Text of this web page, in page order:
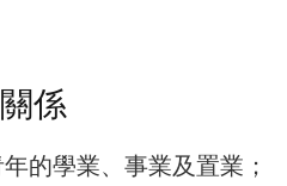
係
的學業、事業及置業；